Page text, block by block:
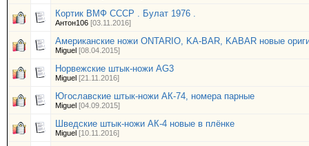
Кортик ВМФ СССР . Булат 1976 .
Антон106 [03.11.2016]
Американские ножи ONTARIO, KA-BAR, KABAR новые
Miguel [08.04.2015]
Норвежские штык-ножи AG3
Miguel [21.11.2016]
Югославские штык-ножи АК-74, номера парные
Miguel [04.09.2015]
Шведские штык-ножи АК-4 новые в плёнке
Miguel [10.11.2016]